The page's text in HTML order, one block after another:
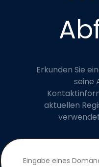
Erkunden Sie
seine
aktuellen